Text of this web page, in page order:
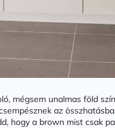
mégsem unalmas föld
az
hogy a brown mist csak